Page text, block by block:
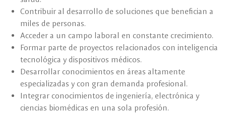
Contribuir al desarrollo de soluciones que benefician a
miles de personas.
Acceder a un campo laboral en constante crecimiento.
Formar parte de proyectos relacionados con inteligencia
tecnológica y dispositivos médicos.
Desarrollar conocimientos en áreas altamente
especializadas y con gran demanda profesional.
Integrar conocimientos de ingeniería, electrónica y
ciencias biomédicas en una sola profesión.